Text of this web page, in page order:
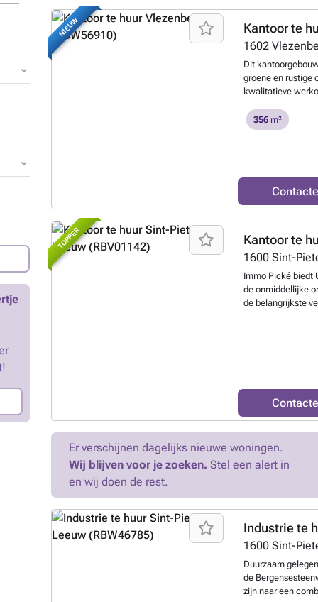
NIEUW Kantoor te
1602
Dit
groene en rustige
kwalitatieve
Het gebouw
bedrijven,
harmonieus
genieten
boeten aan
gerenoveerd in
te delen
omvat onder
dakramen, wat
werkomgeving.
verwarming als
beschikt niet over
voorbereid voor
8.287,50,
de
wordt later
ondernemingen
instapklare
356 m²
TOPPER Kantoor te
1600 Sint-
Immo Pické biedt
de onmiddellijke
de belangrijkste
van 80 euro voor
Er verschijnen dagelijks nieuwe woningen.
Wij blijven voor je zoeken. Stel een alert in
en wij doen de rest.
Industrie te
1600 Sint-
Duurzaam
de
zijn naar een